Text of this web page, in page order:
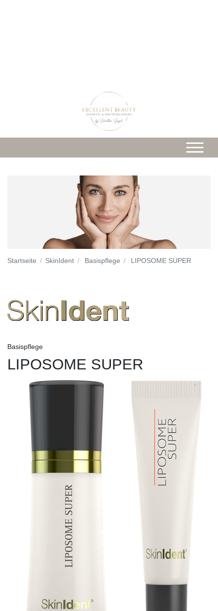
Startseite SkinIdent Basispflege LIPOSOME SUPER
Basispflege
LIPOSOME SUPER